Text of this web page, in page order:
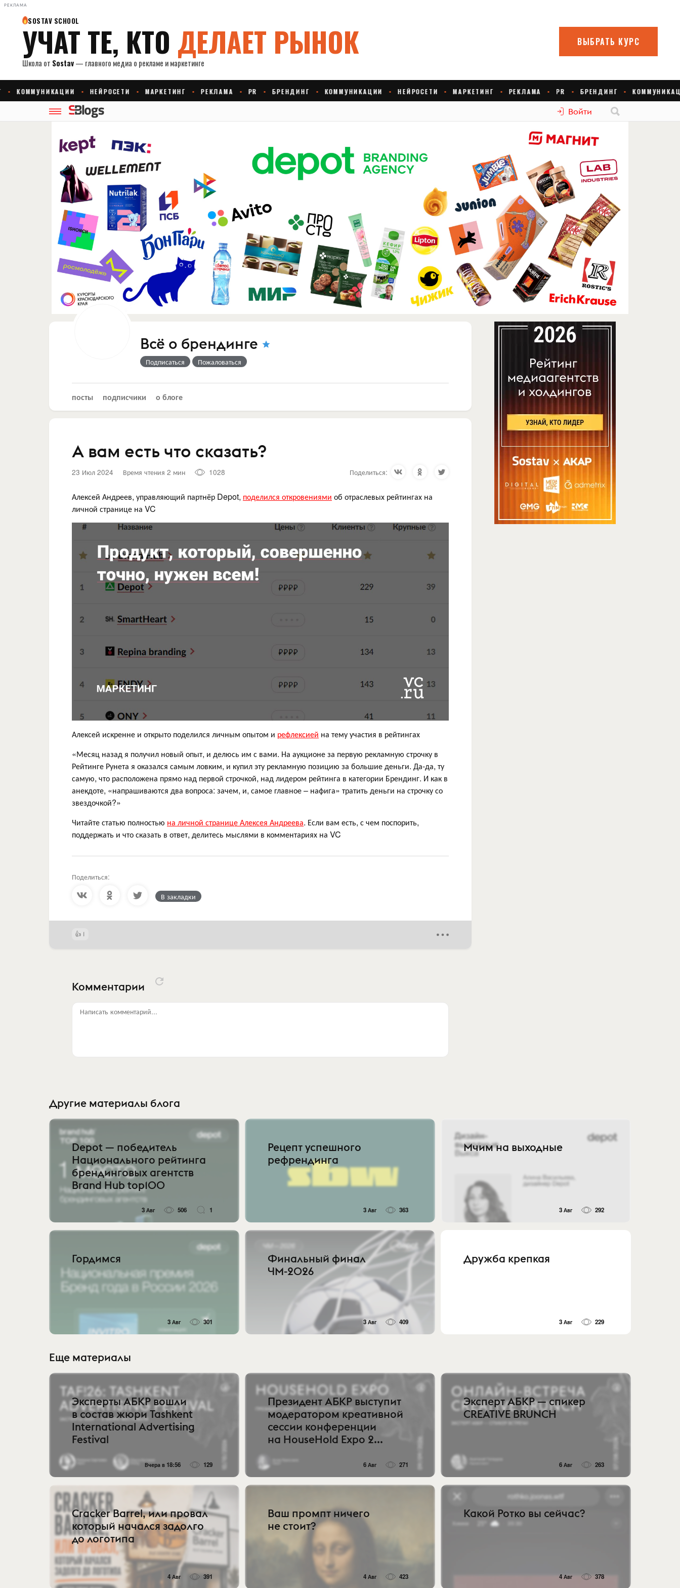
РЕКЛАМА
Войти
Всё о брендинге
Подписаться Пожаловаться
посты подписчики о блоге
А вам есть что сказать?
23 Июл 2024 Время чтения 2 мин 1028 Поделиться:
Алексей Андреев, управляющий партнёр Depot, поделился откровениями об отраслевых рейтингах на
личной странице на VC
Алексей искренне и открыто поделился личным опытом и рефлексией на тему участия в рейтингах
«Месяц назад я получил новый опыт, и делюсь им с вами. На аукционе за первую рекламную строчку в
Рейтинге Рунета я оказался самым ловким, и купил эту рекламную позицию за большие деньги. Да-да, ту
самую, что расположена прямо над первой строчкой, над лидером рейтинга в категории Брендинг. И как в
анекдоте, «напрашиваются два вопроса: зачем, и, самое главное – нафига» тратить деньги на строчку со
звездочкой?»
Читайте статью полностью на личной странице Алексея Андреева. Если вам есть, с чем поспорить,
поддержать и что сказать в ответ, делитесь мыслями в комментариях на VC
Поделиться:
В закладки
1
Комментарии
Написать комментарий...
Другие материалы блога
Depot — победитель
Национального рейтинга
брендинговых агентств
Brand Hub top100
3 Авг 506 1
Рецепт успешного
рефрендинга
3 Авг 363
Мчим на выходные
3 Авг 292
Гордимся
3 Авг 301
Финальный финал
ЧМ-2026
3 Авг 409
Дружба крепкая
3 Авг 229
Еще материалы
Эксперты АБКР вошли
в состав жюри Tashkent
International Advertising
Festival
Вчера в 18:56 129
Президент АБКР выступит
модератором креативной
сессии конференции
на HouseHold Expo 2...
6 Авг 271
Эксперт АБКР — спикер
CREATIVE BRUNCH
6 Авг 263
Cracker Barrel, или провал
который начался задолго
до логотипа
4 Авг 391
Ваш промпт ничего
не стоит?
4 Авг 423
Какой Ротко вы сейчас?
4 Авг 378